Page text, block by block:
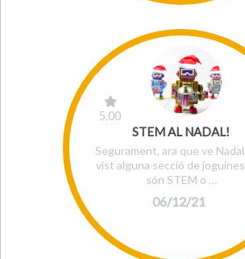
06/12/21
5.00
STEM AL NADAL!
Segurament, ara que ve
vist alguna secció de
són STEM o …